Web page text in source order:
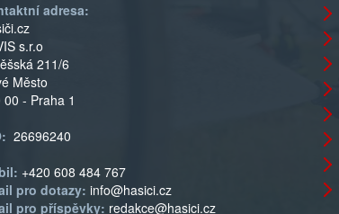
adresa:
s.r.o
211/6
Město
00 - Praha 1
26696240
+420 608 484 767
pro dotazy: info@hasici.cz
pro příspěvky: redakce@hasici.cz